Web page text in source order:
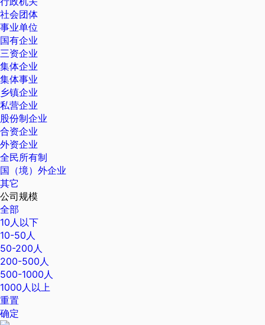
社会团体
事业单位
国有企业
三资企业
集体企业
集体事业
乡镇企业
私营企业
股份制企业
合资企业
外资企业
全民所有制
国（境）外企业
其它
公司规模
全部
10人以下
10-50人
50-200人
200-500人
500-1000人
1000人以上
重置
确定